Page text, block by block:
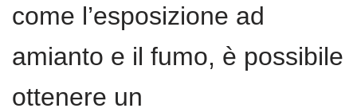
come l’esposizione ad
amianto e il fumo, è possibile
ottenere un